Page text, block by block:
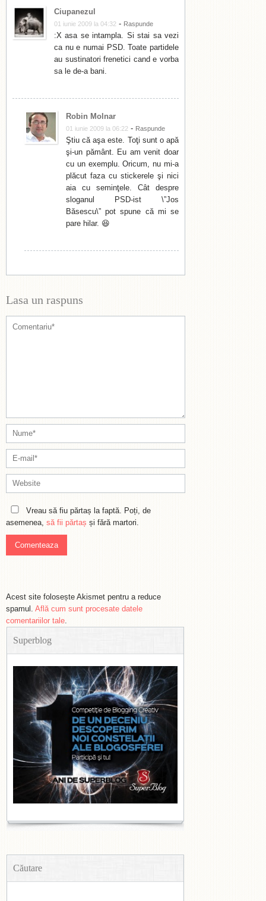
Ciupanezul
01 iunie 2009 la 04:32 - Raspunde
:X asa se intampla. Si stai sa vezi
ca nu e numai PSD. Toate partidele
au sustinatori frenetici cand e vorba
sa le de-a bani.
Robin Molnar
01 iunie 2009 la 06:22 - Raspunde
Ştiu că aşa este. Toţi sunt o apă
şi-un pământ. Eu am venit doar
cu un exemplu. Oricum, nu mi-a
plăcut faza cu stickerele şi nici
aia cu seminţele. Cât despre
sloganul PSD-ist \”Jos
Băsescu\” pot spune că mi se
pare hilar. 😆
Lasa un raspuns
Vreau să fiu părtaș la faptă. Poți, de
asemenea, să fii părtaș și fără martori.
Acest site folosește Akismet pentru a reduce
spamul. Află cum sunt procesate datele
comentariilor tale.
Superblog
Căutare